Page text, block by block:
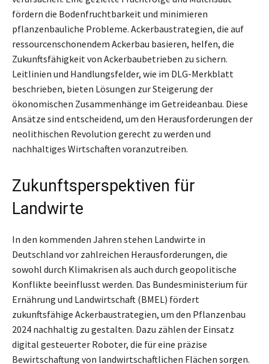
fördern die Bodenfruchtbarkeit und minimieren
pflanzenbauliche Probleme. Ackerbaustrategien, die auf
ressourcenschonendem Ackerbau basieren, helfen, die
Zukunftsfähigkeit von Ackerbaubetrieben zu sichern.
Leitlinien und Handlungsfelder, wie im DLG-Merkblatt
beschrieben, bieten Lösungen zur Steigerung der
ökonomischen Zusammenhänge im Getreideanbau. Diese
Ansätze sind entscheidend, um den Herausforderungen der
neolithischen Revolution gerecht zu werden und
nachhaltiges Wirtschaften voranzutreiben.
Zukunftsperspektiven für
Landwirte
In den kommenden Jahren stehen Landwirte in
Deutschland vor zahlreichen Herausforderungen, die
sowohl durch Klimakrisen als auch durch geopolitische
Konflikte beeinflusst werden. Das Bundesministerium für
Ernährung und Landwirtschaft (BMEL) fördert
zukunftsfähige Ackerbaustrategien, um den Pflanzenbau
2024 nachhaltig zu gestalten. Dazu zählen der Einsatz
digital gesteuerter Roboter, die für eine präzise
Bewirtschaftung von landwirtschaftlichen Flächen sorgen.